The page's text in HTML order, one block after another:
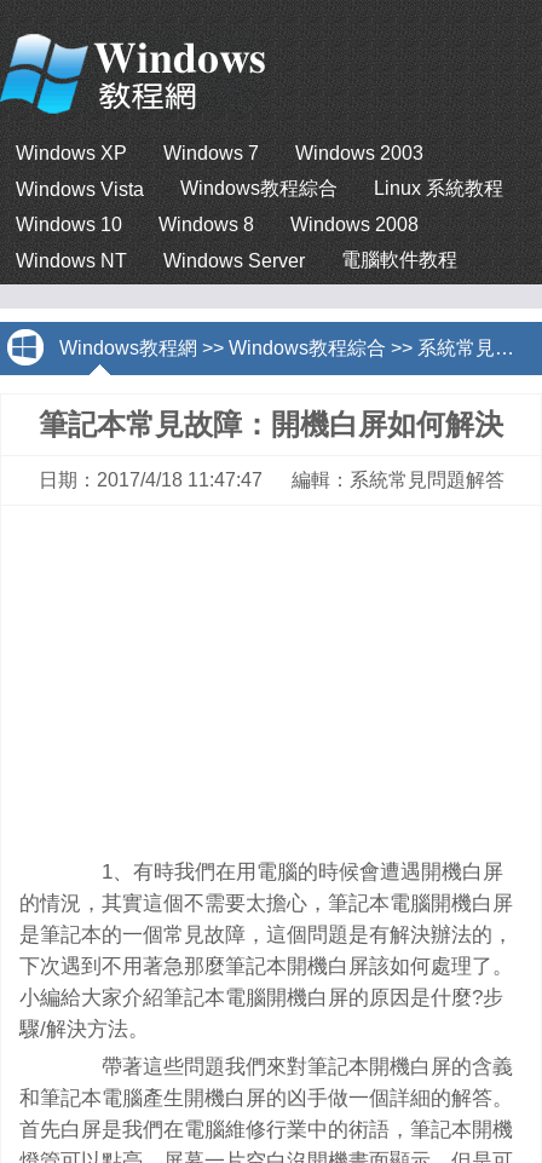
Windows XP Windows 7
Windows 2003
Windows Vista
Windows教程綜合
Linux 系統教程
Windows 10
Windows 8
Windows 2008
Windows NT
Windows Server 電腦軟件教程
Windows教程網 >> Windows教程綜合 >> 系統常見問題解答
筆記本常見故障：開機白屏如何解決
日期：2017/4/18 11:47:47 編輯：系統常見問題解答
1、有時我們在用電腦的時候會遭遇開機白屏
的情況，其實這個不需要太擔心，筆記本電腦開機白屏
是筆記本的一個常見故障，這個問題是有解決辦法的，
下次遇到不用著急那麼筆記本開機白屏該如何處理了。
小編給大家介紹筆記本電腦開機白屏的原因是什麼?步
驟/解決方法。
帶著這些問題我們來對筆記本開機白屏的含義
和筆記本電腦產生開機白屏的凶手做一個詳細的解答。
首先白屏是我們在電腦維修行業中的術語，筆記本開機